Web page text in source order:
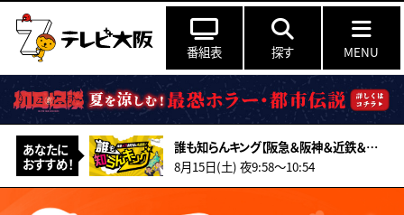
番組表 探す MENU
あなたに
おすすめ！
誰も知らんキング【阪急＆阪神＆近鉄＆南海＆メトロ…鉄道ミステリー2026夏】
8月15日(土) 夜9:58〜10:54